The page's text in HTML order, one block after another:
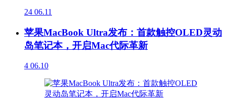
24 06.11
苹果MacBook Ultra发布：首款触控OLED灵动
岛笔记本，开启Mac代际革新
4 06.10